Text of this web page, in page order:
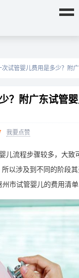
次试管婴儿费用是多少？附
？附广东试管
我要点赞
儿流程步骤较多，大致
以涉及到不同的阶段
市试管婴儿的费用清